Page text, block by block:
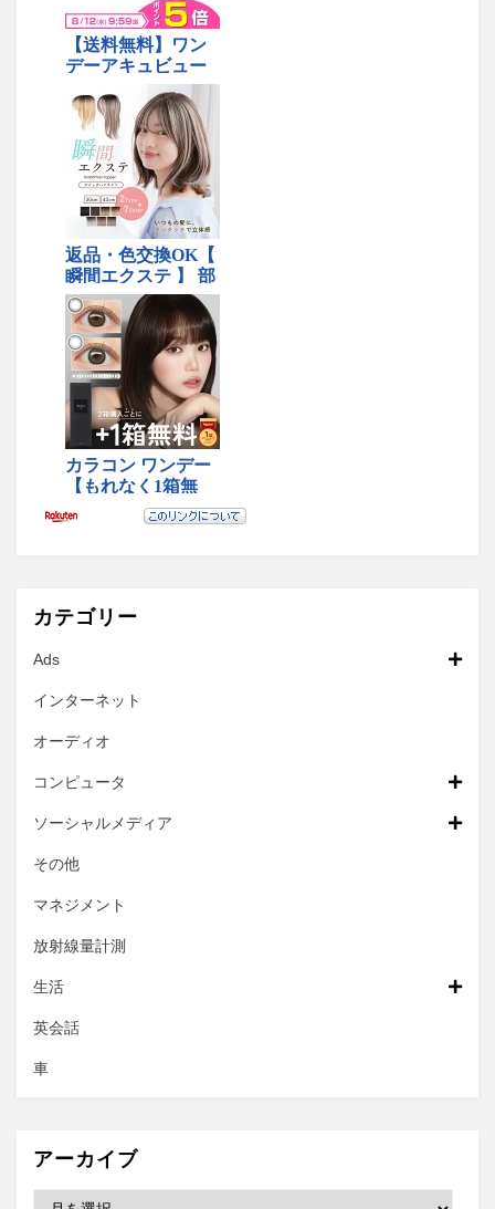
カテゴリー
Ads
インターネット
オーディオ
コンピュータ
ソーシャルメディア
その他
マネジメント
放射線量計測
生活
英会話
車
アーカイブ